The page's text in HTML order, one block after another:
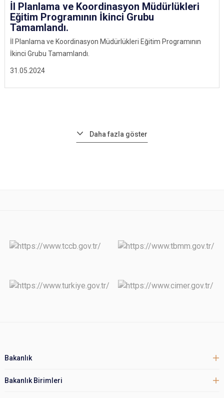
31.05.2024
İl Planlama ve Koordinasyon Müdürlükleri
Eğitim Programının İkinci Grubu
Tamamlandı.
İl Planlama ve Koordinasyon Müdürlükleri Eğitim Programının
İkinci Grubu Tamamlandı.
Daha fazla göster
Bakanlık
Bakanlık Birimleri